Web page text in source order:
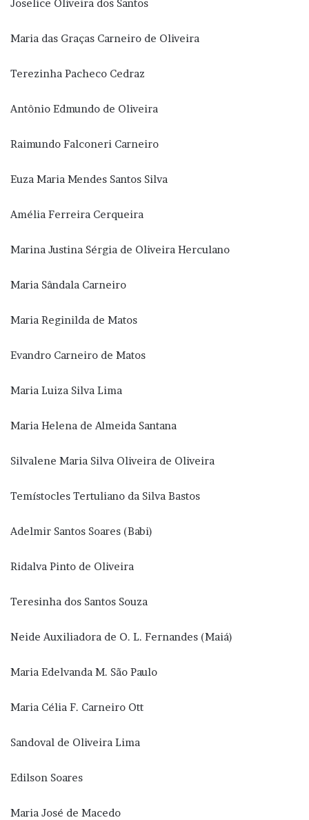
Joselice Oliveira dos Santos
Maria das Graças Carneiro de Oliveira
Terezinha Pacheco Cedraz
Antônio Edmundo de Oliveira
Raimundo Falconeri Carneiro
Euza Maria Mendes Santos Silva
Amélia Ferreira Cerqueira
Marina Justina Sérgia de Oliveira Herculano
Maria Sândala Carneiro
Maria Reginilda de Matos
Evandro Carneiro de Matos
Maria Luiza Silva Lima
Maria Helena de Almeida Santana
Silvalene Maria Silva Oliveira de Oliveira
Temístocles Tertuliano da Silva Bastos
Adelmir Santos Soares (Babi)
Ridalva Pinto de Oliveira
Teresinha dos Santos Souza
Neide Auxiliadora de O. L. Fernandes (Maiá)
Maria Edelvanda M. São Paulo
Maria Célia F. Carneiro Ott
Sandoval de Oliveira Lima
Edilson Soares
Maria José de Macedo